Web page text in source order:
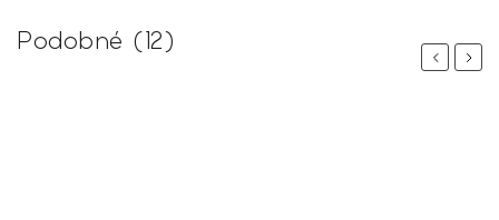
Podobné (12)
PreviousNext